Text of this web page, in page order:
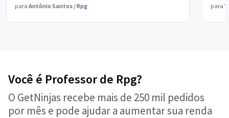
para Antônio Santos /Rpg para
Você é Professor de Rpg?
O GetNinjas recebe mais de 250 mil pedidos
por mês e pode ajudar a aumentar sua renda